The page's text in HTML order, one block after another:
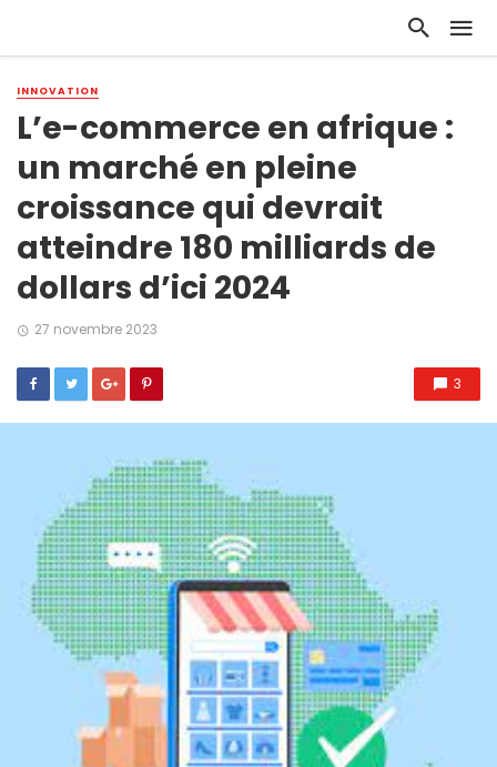
INNOVATION
L’e-commerce en afrique :
un marché en pleine
croissance qui devrait
atteindre 180 milliards de
dollars d’ici 2024
27 novembre 2023
3